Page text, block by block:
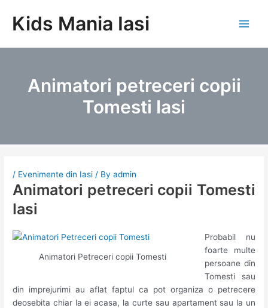
contentKids Mania Iasi
Animatori petreceri copii
Tomesti Iasi
/ Evenimente din Iasi / Byadmin
Animatori petreceri copii Tomesti
Iasi
Animatori Petreceri copii Tomesti
Probabil nu
foarte multe
persoane din
Tomesti sau
din imprejurimi au aflat faptul ca pot organiza o petrecere
deosebita chiar la ei acasa, la curte sau apartament sau la un